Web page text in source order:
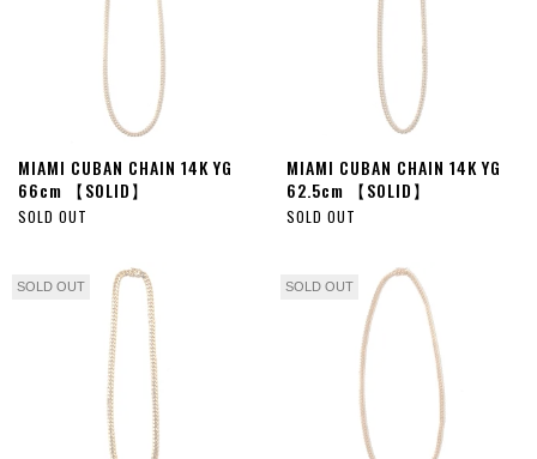
MIAMI CUBAN CHAIN 14K YG
66cm 【SOLID】
SOLD OUT
MIAMI CUBAN CHAIN 14K YG
62.5cm 【SOLID】
SOLD OUT
SOLD OUT SOLD OUT